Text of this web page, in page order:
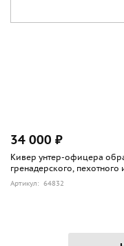
34 000 ₽
Кивер унтер-офицера
гренадерского, пехотного
Артикул: 64832